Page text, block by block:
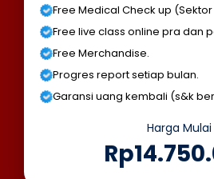
Free Medical Check up
Free live class online pra dan
Free Merchandise.
Progres report setiap bulan.
Garansi uang kembali (s&k
Harga Mulai